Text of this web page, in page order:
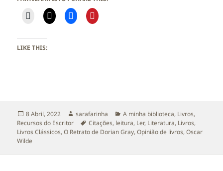
LIKE THIS:
Publicado
a
8 Abril, 2022 Autor
sarafarinha Categorias
A minha biblioteca, Livros,
Recursos do Escritor
Etiquetas
Citações, leitura, Ler, Literatura, Livros,
Livros Clássicos,O Retrato de Dorian Gray,Opinião de livros,Oscar
Wilde